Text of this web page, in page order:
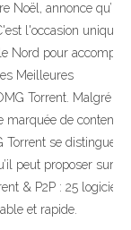
Noël, annonce qu’il
l'occasion unique
Nord pour accomplir
Meilleures
Torrent. Malgré
de contenus
Torrent se distingue
peut proposer sur
& P2P : 25 logiciels
et rapide.